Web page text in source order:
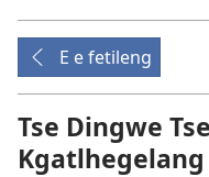
E e fetileng
Tse Dingwe
Kgatlhegelang